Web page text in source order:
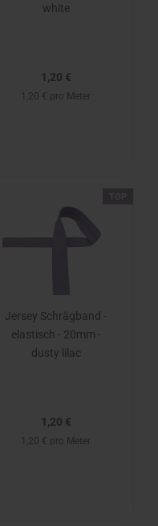
white
1,20 €
1,20 € pro Meter
Jersey Schrägband -
elastisch - 20mm -
dusty lilac
1,20 €
1,20 € pro Meter